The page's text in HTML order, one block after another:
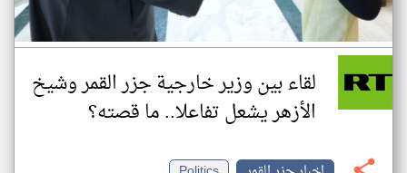
لقاء بين وزير خارجية جزر القمر وشيخ
الأزهر يشعل تفاعلا.. ما قصته؟